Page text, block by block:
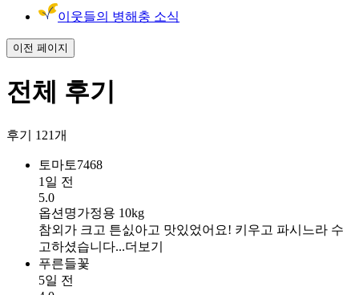
이웃들의 병해충 소식
이전 페이지
전체 후기
후기 121개
토마토7468
1일 전
5.0
옵션명가정용 10kg
참외가 크고 튼싨아고 맛있었어요! 키우고 파시느라 수
고하셨습니다...더보기
푸른들꽃
5일 전